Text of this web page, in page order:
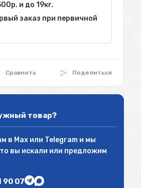
Сравнить Поделиться
и до 19кг.
заказ при первичной
товар?
в Maxили Telegramи мы
вы искали или предложим
90 07